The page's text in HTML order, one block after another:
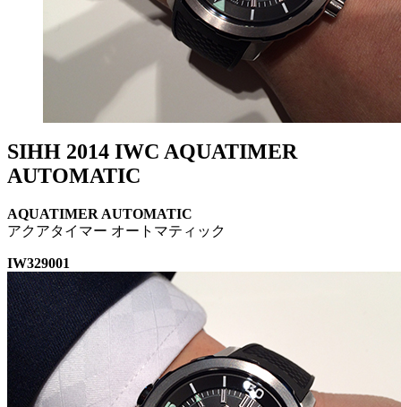
SIHH 2014 IWC AQUATIMER
AUTOMATIC
AQUATIMER AUTOMATIC
アクアタイマー オートマティック
IW329001